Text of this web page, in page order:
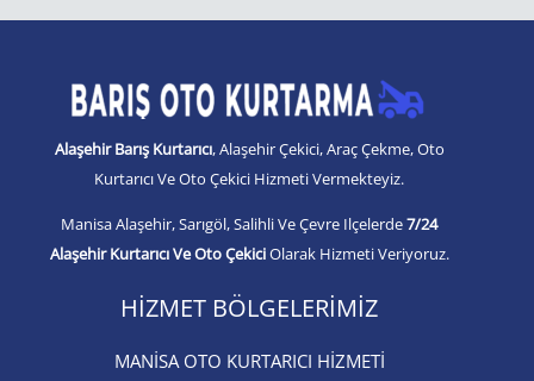
Alaşehir Barış Kurtarıcı, Alaşehir Çekici, Araç Çekme, Oto
Kurtarıcı Ve Oto Çekici Hizmeti Vermekteyiz.
Manisa Alaşehir, Sarıgöl, Salihli Ve Çevre Ilçelerde7/24
Alaşehir Kurtarıcı Ve Oto ÇekiciOlarak Hizmeti Veriyoruz.
HIZMET BÖLGELERIMIZ
MANİSA OTO KURTARICI HİZMETİ